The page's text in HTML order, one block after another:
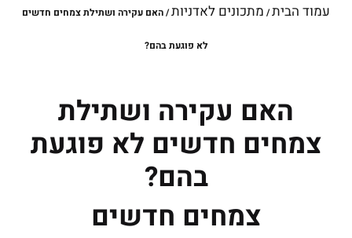
עמוד הבית/ מתכונים לאדניות/ האם עקירה ושתילת צמחים חדשים
לא פוגעת בהם?
האם עקירה ושתילת
צמחים חדשים לא פוגעת
בהם?
צמחים חדשים